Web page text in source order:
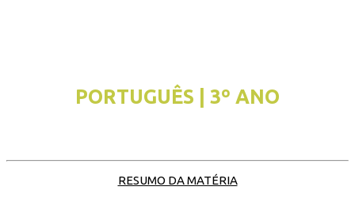
PORTUGUÊS | 3º ANO
RESUMO DA MATÉRIA